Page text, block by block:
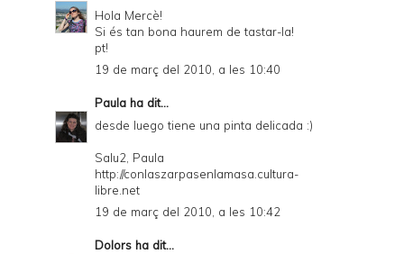
Hola Mercè!
Si és tan bona haurem de tastar-la!
pt!
19 de març del 2010, a les 10:40
Paula ha dit...
desde luego tiene una pinta delicada :)
Salu2, Paula
http://conlaszarpasenlamasa.cultura-
libre.net
19 de març del 2010, a les 10:42
Dolors ha dit...